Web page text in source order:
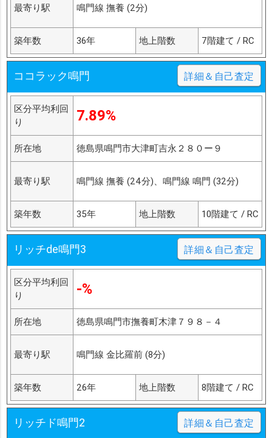
最寄り駅 鳴門線 撫養 (2分)
築年数 36年 地上階数 7階建て / RC
ココラック鳴門 詳細＆自己査定
区分平均利回
り
7.89%
所在地 徳島県鳴門市大津町吉永２８０ー９
最寄り駅 鳴門線 撫養 (24分)、鳴門線 鳴門 (32分)
築年数 35年 地上階数 10階建て / RC
リッチde鳴門3 詳細＆自己査定
区分平均利回
り
-%
所在地 徳島県鳴門市撫養町木津７９８－４
最寄り駅 鳴門線 金比羅前 (8分)
築年数 26年 地上階数 8階建て / RC
リッチド鳴門2 詳細＆自己査定